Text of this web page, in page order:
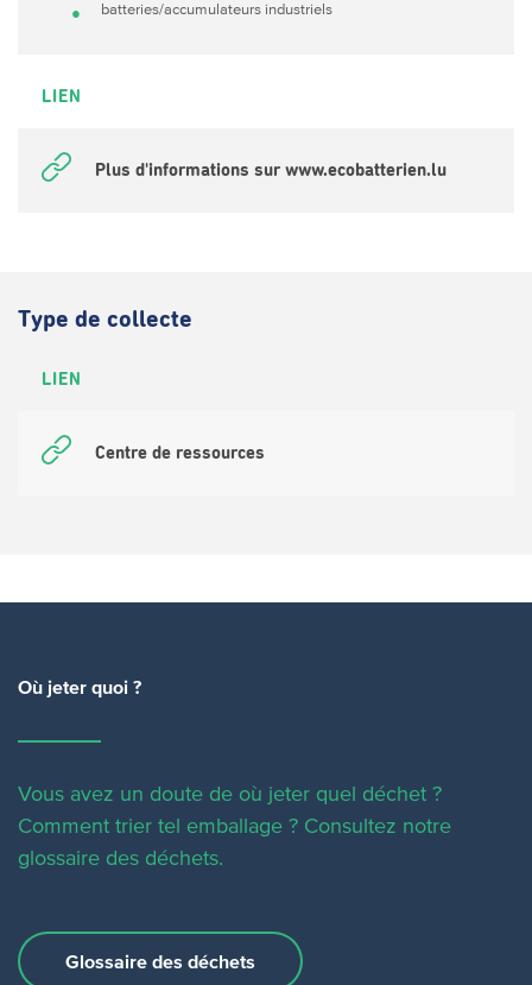
batteries/accumulateurs industriels
LIEN
Plus d'informations sur www.ecobatterien.lu
Type de collecte
LIEN
Centre de ressources
Où jeter quoi ?
Vous avez un doute de où jeter quel déchet ?
Comment trier tel emballage ? Consultez notre
glossaire des déchets.
Glossaire des déchets